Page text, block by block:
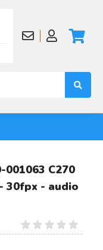
C270
30fpx - audio